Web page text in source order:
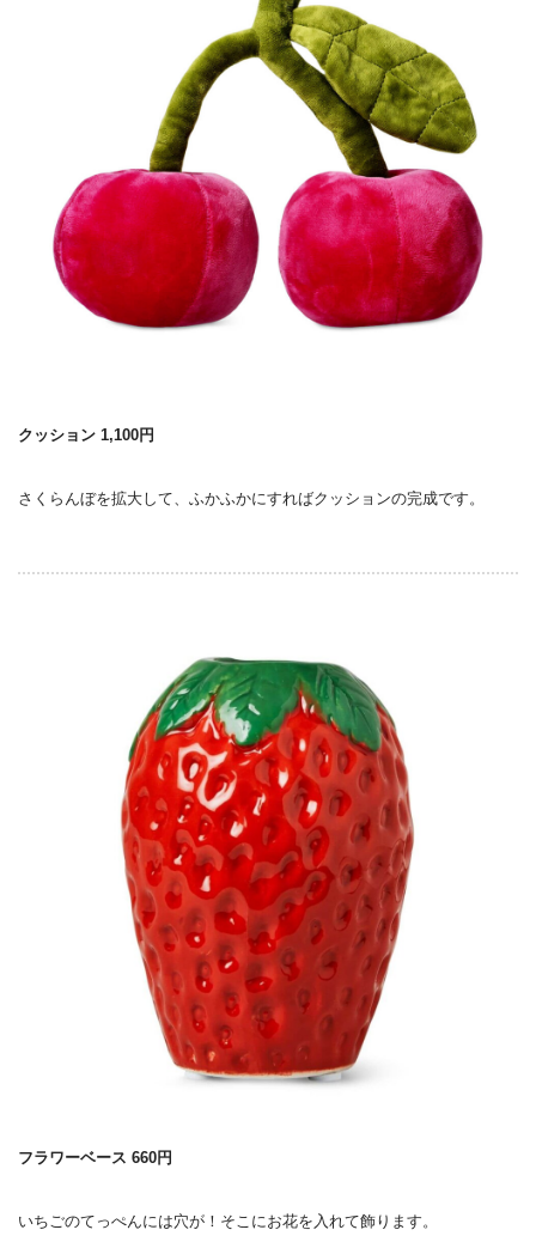
クッション 1,100円
さくらんぼを拡大して、ふかふかにすればクッションの完成です。
フラワーベース 660円
いちごのてっぺんには穴が！そこにお花を入れて飾ります。